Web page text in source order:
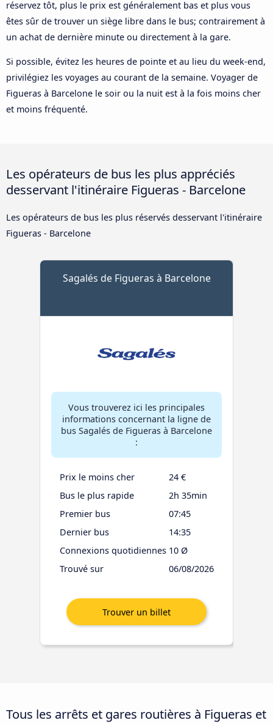
réservez tôt, plus le prix est généralement bas et plus vous
êtes sûr de trouver un siège libre dans le bus; contrairement à
un achat de dernière minute ou directement à la gare.
Si possible, évitez les heures de pointe et au lieu du week-end,
privilégiez les voyages au courant de la semaine. Voyager de
Figueras à Barcelone le soir ou la nuit est à la fois moins cher
et moins fréquenté.
Les opérateurs de bus les plus appréciés
desservant l'itinéraire Figueras - Barcelone
Les opérateurs de bus les plus réservés desservant l'itinéraire
Figueras - Barcelone
Sagalés de Figueras à Barcelone
Vous trouverez ici les principales
informations concernant la ligne de
bus Sagalés de Figueras à Barcelone
:
Prix le moins cher
24 €
Bus le plus rapide
2h 35min
Premier bus
07:45
Dernier bus
14:35
Connexions quotidiennes 10 Ø
Trouvé sur
06/08/2026
Tous les arrêts et gares routières à Figueras et